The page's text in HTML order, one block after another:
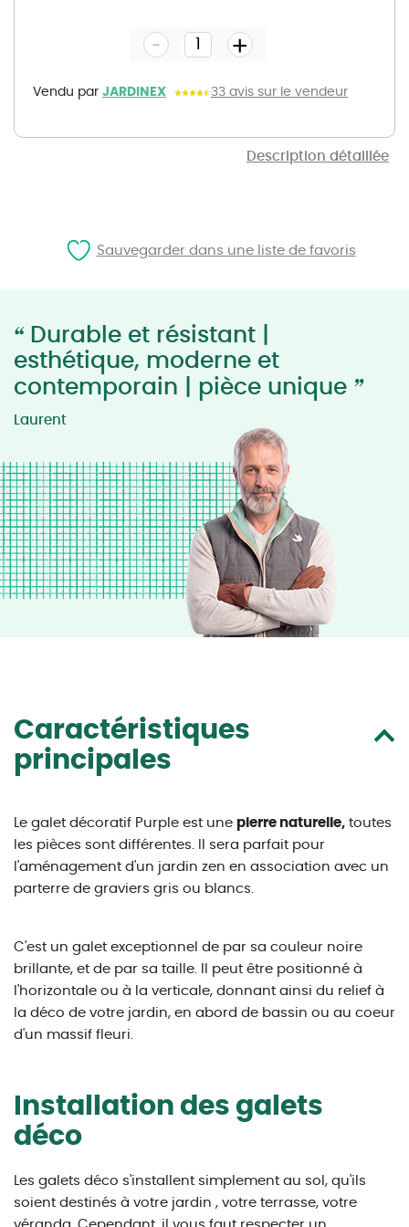
Description détaillée
gallery
Vendu par JARDINEX 33 avis sur le vendeur
- +
“ Durable et résistant |
esthétique, moderne et
contemporain | pièce unique ”
Laurent
Caractéristiques
principales
Le galet décoratif Purple est une pierre naturelle, toutes
les pièces sont différentes. Il sera parfait pour
l'aménagement d'un jardin zen en association avec un
parterre de graviers gris ou blancs.
C'est un galet exceptionnel de par sa couleur noire
brillante, et de par sa taille. Il peut être positionné à
l'horizontale ou à la verticale, donnant ainsi du relief à
la déco de votre jardin, en abord de bassin ou au coeur
d'un massif fleuri.
Installation des galets
déco
Les galets déco s'installent simplement au sol, qu'ils
soient destinés à votre jardin , votre terrasse, votre
Sauvegarder dans une liste de favoris